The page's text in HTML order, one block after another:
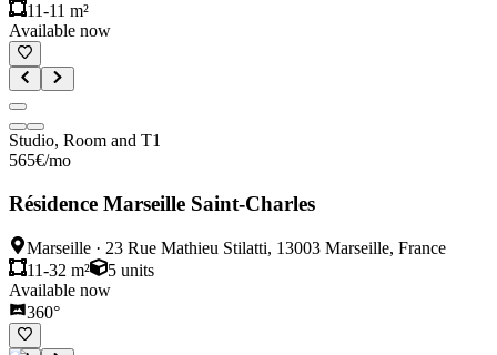
11-11 m²
Available now
Studio, Room and T1
565€/mo
Résidence Marseille Saint-Charles
Marseille · 23 Rue Mathieu Stilatti, 13003 Marseille, France
11-32 m²
5 units
Available now
360°